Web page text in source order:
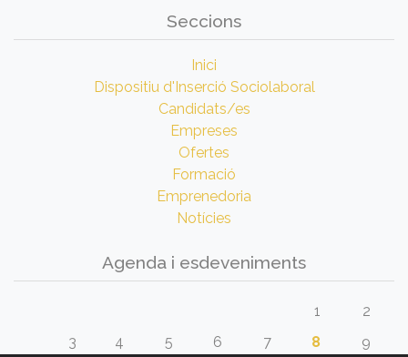
Seccions
Inici
Dispositiu d'Inserció Sociolaboral
Candidats/es
Empreses
Ofertes
Formació
Emprenedoria
Notícies
Agenda i esdeveniments
1
2
3
4 5 6 7 8
9